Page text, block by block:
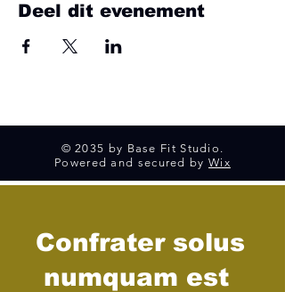
Deel dit evenement
© 2035 by Base Fit Studio.
Powered and secured by Wix
Confrater solus
numquam est